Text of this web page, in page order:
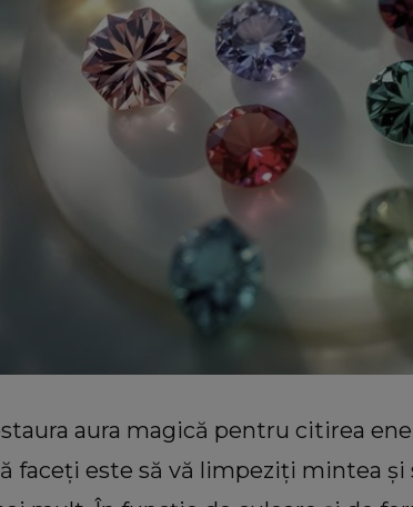
aura magică pentru citirea
faceți este să vă limpeziți mintea și